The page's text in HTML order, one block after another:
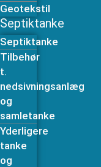
Geotekstil
Septiktanke
Septiktanke
Tilbehør
t.
nedsivningsanlæg
og
samletanke
Yderligere
tanke
og